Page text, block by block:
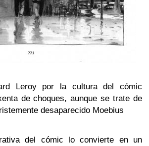
Leroy por la cultura del cómic
de choques, aunque se trate de
desaparecido Moebius
del cómic lo convierte en un